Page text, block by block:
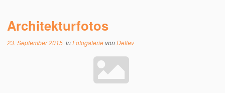
Architekturfotos
23. September 2015 inFotogalerie vonDetlev